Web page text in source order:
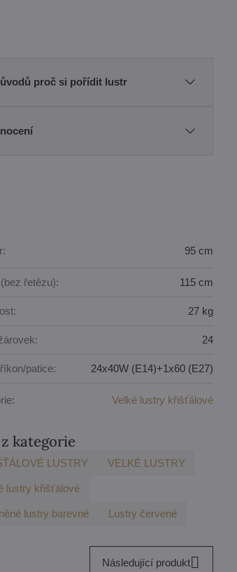
proč si pořídit lustr
95 cm
řetězu): 115 cm
27 kg
24
patice: 24x40W (E14)+1x60 (E27)
Velké lustry křišťálové
kategorie
LUSTRY VELKÉ LUSTRY
lustry křišťálové
lustry barevné Lustry červené
Následující produkt